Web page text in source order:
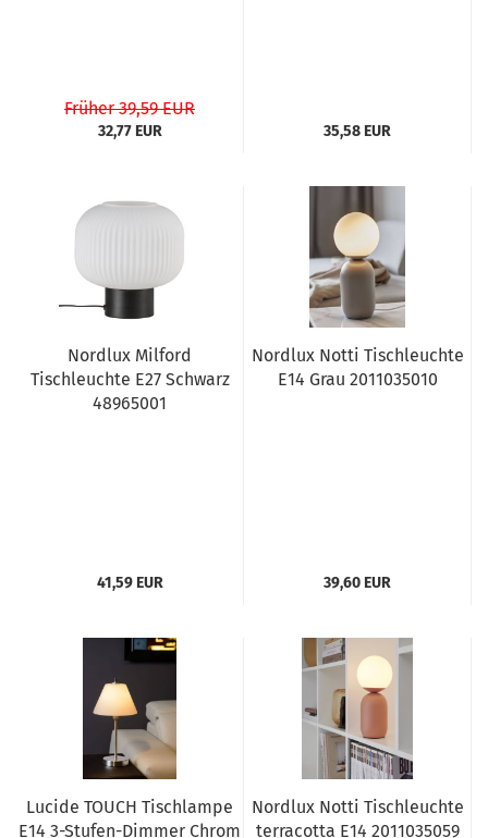
Früher 39,59 EUR
32,77 EUR 35,58 EUR
Nordlux Milford
Tischleuchte E27 Schwarz
48965001
41,59 EUR
Nordlux Notti Tischleuchte
E14 Grau 2011035010
39,60 EUR
Lucide TOUCH Tischlampe
E14 3-Stufen-Dimmer Chrom
Nordlux Notti Tischleuchte
terracotta E14 2011035059